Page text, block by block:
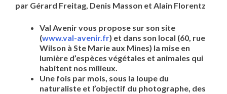
par Gérard Freitag, Denis Masson et Alain Florentz
Val Avenir vous propose sur son site
(www.val-avenir.fr) et dans son local (60, rue
Wilson à Ste Marie aux Mines) la mise en
lumière d’espèces végétales et animales qui
habitent nos milieux.
Une fois par mois, sous la loupe du
naturaliste et l’objectif du photographe, des